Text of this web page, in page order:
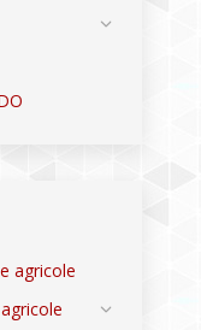
agricole